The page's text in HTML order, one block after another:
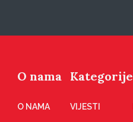
O nama
O NAMA
Kategorije
VIJESTI